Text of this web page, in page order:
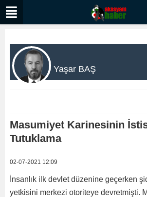
Yaşar BAŞ
Masumiyet Karinesinin
Tutuklama
02-07-2021 12:09
İnsanlık ilk devlet düzenine geçerken
yetkisini merkezi otoriteye devretmişti.